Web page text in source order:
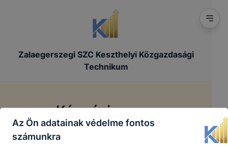
Zalaegerszegi SZC Keszthelyi Közgazdasági
Technikum
Képzési program
Főoldal / Képzési program
Az Ön adatainak védelme fontos
számunkra